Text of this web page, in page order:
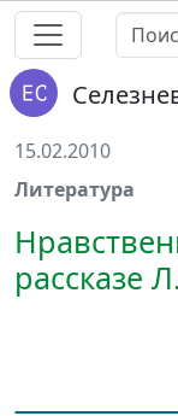
15.02.2010
Литература
рассказе